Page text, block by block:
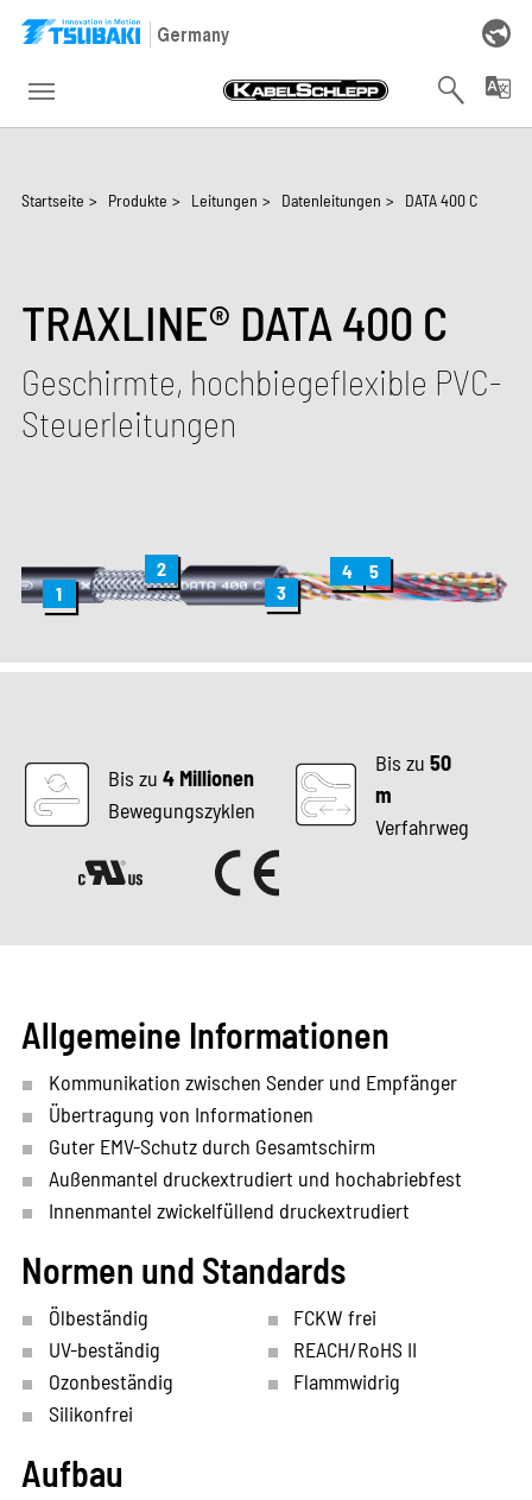
Skip to main navigation
Skip to main content
Skip to page footer
Germany
Startseite > Produkte > Leitungen > Datenleitungen > DATA 400 C
TRAXLINE® DATA 400 C
Geschirmte, hochbiegeflexible PVC-
Steuerleitungen
1
2
3
4 5
Bis zu4 Millionen
Bewegungszyklen
Bis zu50
m
Verfahrweg
Allgemeine Informationen
Kommunikation zwischen Sender und Empfänger
Übertragung von Informationen
Guter EMV-Schutz durch Gesamtschirm
Außenmantel druckextrudiert und hochabriebfest
Innenmantel zwickelfüllend druckextrudiert
Normen und Standards
Ölbeständig
FCKW frei
UV-beständig
REACH/RoHS II
Ozonbeständig
Flammwidrig
Silikonfrei
Aufbau